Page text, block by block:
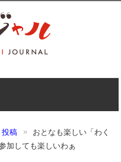
投稿
おとなも楽しい「わく
加しても楽しいわぁ